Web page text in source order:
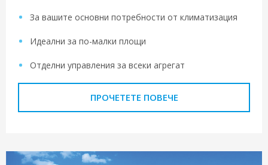
За вашите основни потребности от климатизация
Идеални за по-малки площи
Отделни управления за всеки агрегат
ПРОЧЕТЕТЕ ПОВЕЧЕ